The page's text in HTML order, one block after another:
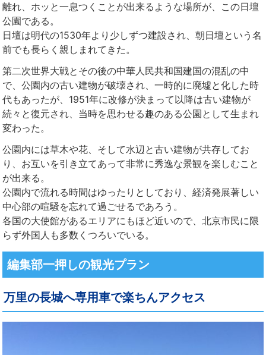
離れ、ホッと一息つくことが出来るような場所が、この日壇
公園である。
日壇は明代の1530年より少しずつ建設され、朝日壇という名
前でも長らく親しまれてきた。
第二次世界大戦とその後の中華人民共和国建国の混乱の中
で、公園内の古い建物が破壊され、一時的に廃墟と化した時
代もあったが、1951年に改修が決まって以降は古い建物が
続々と復元され、当時を思わせる趣のある公園として生まれ
変わった。
公園内には草木や花、そして水辺と古い建物が共存してお
り、お互いを引き立てあって非常に秀逸な景観を楽しむこと
が出来る。
公園内で流れる時間はゆったりとしており、経済発展著しい
中心部の喧騒を忘れて過ごせるであろう。
各国の大使館があるエリアにもほど近いので、北京市民に限
らず外国人も多数くつろいでいる。
編集部一押しの観光プラン
万里の長城へ専用車で楽ちんアクセス